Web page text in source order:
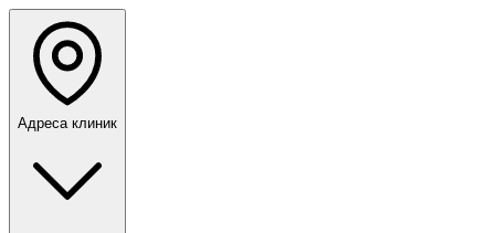
Адреса клиник